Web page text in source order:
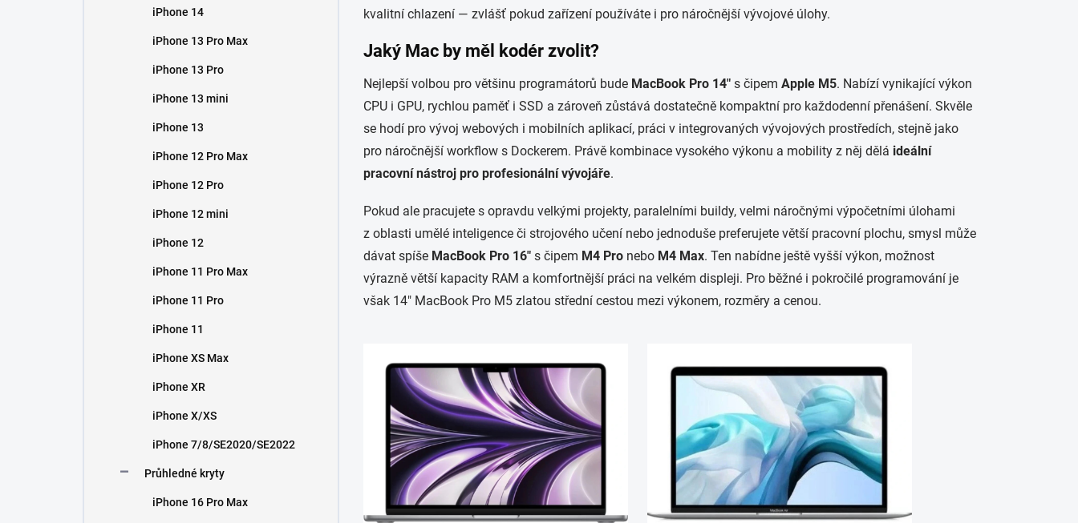
iPhone 14
iPhone 13 Pro Max
iPhone 13 Pro
iPhone 13 mini
iPhone 13
iPhone 12 Pro Max
iPhone 12 Pro
iPhone 12 mini
iPhone 12
iPhone 11 Pro Max
iPhone 11 Pro
iPhone 11
iPhone XS Max
iPhone XR
iPhone X/XS
iPhone 7/8/SE2020/SE2022
Průhledné kryty
iPhone 16 Pro Max
kvalitní chlazení — zvlášť pokud zařízení používáte i pro náročnější vývojové úlohy.
Jaký Mac by měl kodér zvolit?
Nejlepší volbou pro většinu programátorů bude MacBook Pro 14″ s čipem Apple M5. Nabízí vynikající výkon
CPU i GPU, rychlou paměť i SSD a zároveň zůstává dostatečně kompaktní pro každodenní přenášení. Skvěle
se hodí pro vývoj webových i mobilních aplikací, práci v integrovaných vývojových prostředích, stejně jako
pro náročnější workflow s Dockerem. Právě kombinace vysokého výkonu a mobility z něj dělá ideální
pracovní nástroj pro profesionální vývojáře.
Pokud ale pracujete s opravdu velkými projekty, paralelními buildy, velmi náročnými výpočetními úlohami
z oblasti umělé inteligence či strojového učení nebo jednoduše preferujete větší pracovní plochu, smysl může
dávat spíše MacBook Pro 16″ s čipem M4 Pro nebo M4 Max. Ten nabídne ještě vyšší výkon, možnost
výrazně větší kapacity RAM a komfortnější práci na velkém displeji. Pro běžné i pokročilé programování je
však 14″ MacBook Pro M5 zlatou střední cestou mezi výkonem, rozměry a cenou.